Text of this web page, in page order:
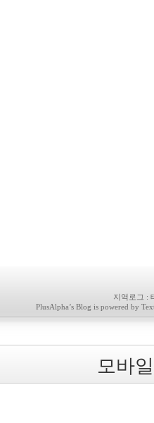
지역로그 :
PlusAlpha’s Blog is powered by
모바